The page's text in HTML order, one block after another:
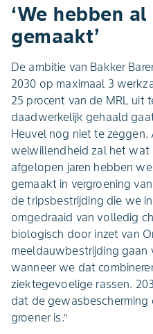
‘We hebben
gemaakt’
De ambitie van Bakker
2030 op maximaal 3
25 procent van de MRL uit
daadwerkelijk gehaald
Heuvel nog niet te zeggen.
welwillendheid zal het wat
afgelopen jaren hebben
gemaakt in vergroening
de tripsbestrijding die we
omgedraaid van volledig
biologisch door inzet van
meeldauwbestrijding gaan
wanneer we dat
ziektegevoelige rassen.
dat de gewasbescherming
groener is.’’